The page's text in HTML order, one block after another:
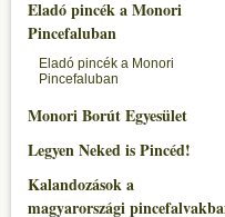
Eladó pincék a Monori
Pincefaluban
Eladó pincék a Monori
Pincefaluban
Monori Borút Egyesület
Legyen Neked is Pincéd!
Kalandozások a
magyarországi